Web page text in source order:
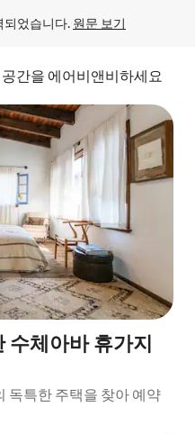
되었습니다. 원문 보기
간을 에어비앤비하세요
수체아바 휴가지
독특한 주택을 찾아 예약